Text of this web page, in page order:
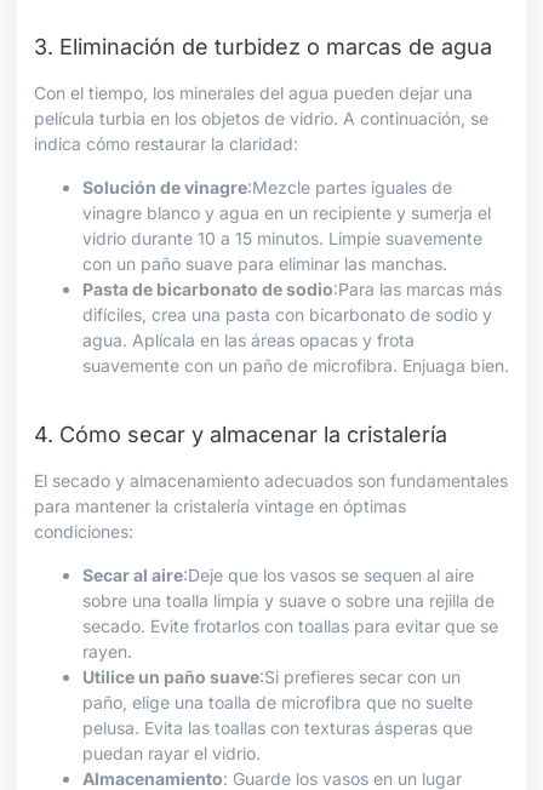
3. Eliminación de turbidez o marcas de agua
Con el tiempo, los minerales del agua pueden dejar una
película turbia en los objetos de vidrio. A continuación, se
indica cómo restaurar la claridad:
Solución de vinagre:Mezcle partes iguales de
vinagre blanco y agua en un recipiente y sumerja el
vidrio durante 10 a 15 minutos. Limpie suavemente
con un paño suave para eliminar las manchas.
Pasta de bicarbonato de sodio:Para las marcas más
difíciles, crea una pasta con bicarbonato de sodio y
agua. Aplícala en las áreas opacas y frota
suavemente con un paño de microfibra. Enjuaga bien.
4. Cómo secar y almacenar la cristalería
El secado y almacenamiento adecuados son fundamentales
para mantener la cristalería vintage en óptimas
condiciones:
Secar al aire:Deje que los vasos se sequen al aire
sobre una toalla limpia y suave o sobre una rejilla de
secado. Evite frotarlos con toallas para evitar que se
rayen.
Utilice un paño suave:Si prefieres secar con un
paño, elige una toalla de microfibra que no suelte
pelusa. Evita las toallas con texturas ásperas que
puedan rayar el vidrio.
Almacenamiento: Guarde los vasos en un lugar